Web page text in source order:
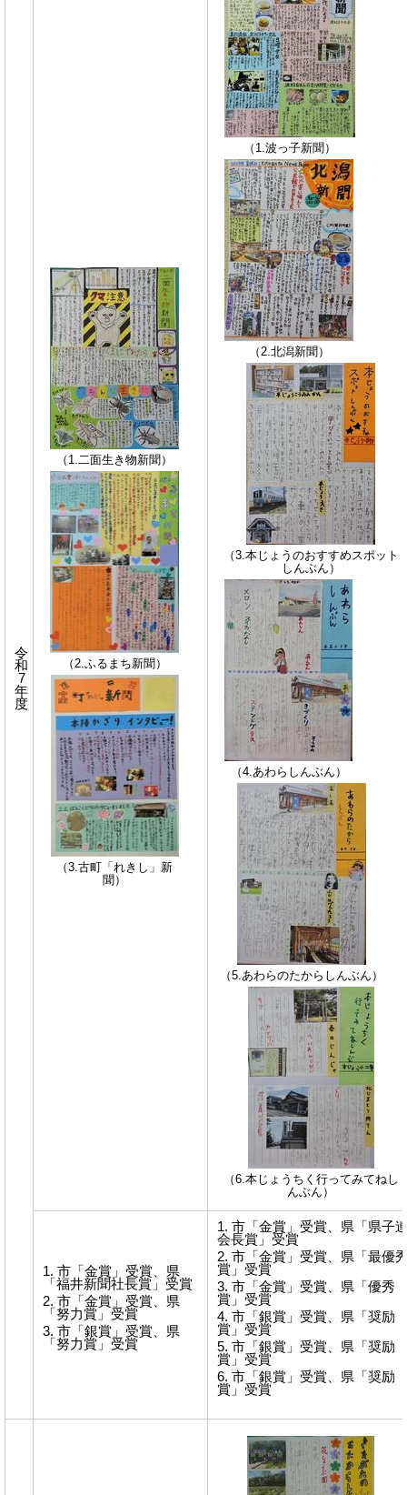
令
和
7
年
度
（1.二面生き物新聞）
（2.ふるまち新聞）
（3.古町「れきし」新
聞）
（1.波っ子新聞）
（2.北潟新聞）
（3.本じょうのおすすめスポット
しんぶん）
（4.あわらしんぶん）
（5.あわらのたからしんぶん）
（6.本じょうちく行ってみてねし
んぶん）
市「金賞」受賞、県
「福井新聞社長賞」受賞
市「金賞」受賞、県
「努力賞」受賞
市「銀賞」受賞、県
「努力賞」受賞
市「金賞」受賞、県「県子
会長賞」受賞
市「金賞」受賞、県「最優
賞」受賞
市「金賞」受賞、県「優秀
賞」受賞
市「銀賞」受賞、県「奨励
賞」受賞
市「銀賞」受賞、県「奨励
賞」受賞
市「銀賞」受賞、県「奨励
賞」受賞